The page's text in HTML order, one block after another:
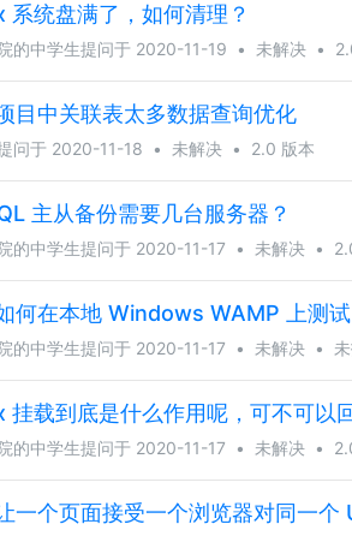
系统盘满了，如何清理？
的中学生提问于 2020-11-19 • 未解决 •
目中关联表太多数据查询优化
问于 2020-11-18 • 未解决 • 2.0 版本
主从备份需要几台服务器？
的中学生提问于 2020-11-17 • 未解决 •
何在本地 Windows WAMP 上测试
的中学生提问于 2020-11-17 • 未解决 •
挂载到底是什么作用呢，可不可以
的中学生提问于 2020-11-17 • 未解决 •
一个页面接受一个浏览器对同一个